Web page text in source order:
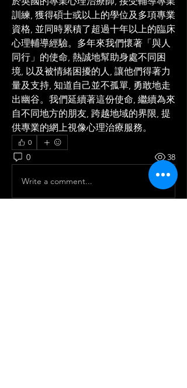
訓練, 獲得碩士或以上的學位及多項專業
資格, 並同時累積了超過十年以上的臨床
心理輔導經驗。多年來我們懷著「與人
同行」的使命, 熱誠地幫助身處不同困
境, 以及被情緒困擾的人, 讓他們得著力
量及支持, 知道自己並不孤單, 勇敢地走
出幽谷。我們延續著這份使命, 繼續為來
自不同地方的朋友, 跨越地域的界限, 提
供專業的網上視像心理治療服務。
0
0 38
Write a comment...